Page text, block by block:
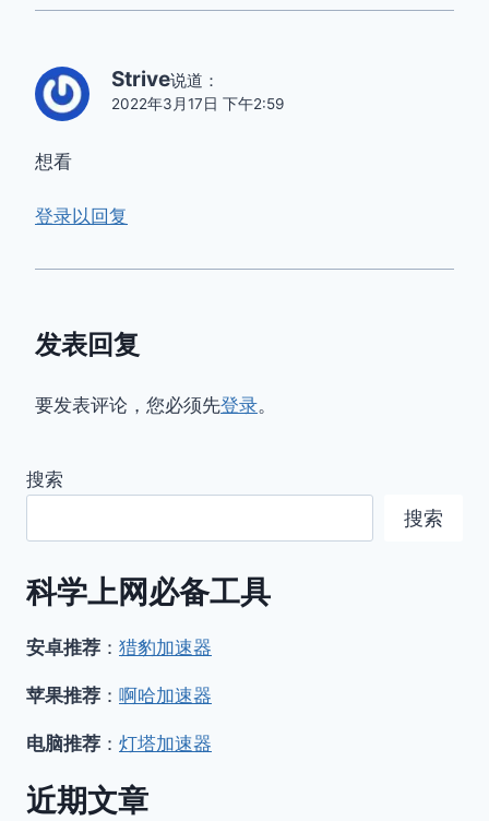
Strive说道：
2022年3月17日 下午2:59
想看
登录以回复
发表回复
要发表评论，您必须先登录。
搜索
搜索
科学上网必备工具
安卓推荐 ： 猎豹加速器
苹果推荐 ： 啊哈加速器
电脑推荐 ： 灯塔加速器
近期文章